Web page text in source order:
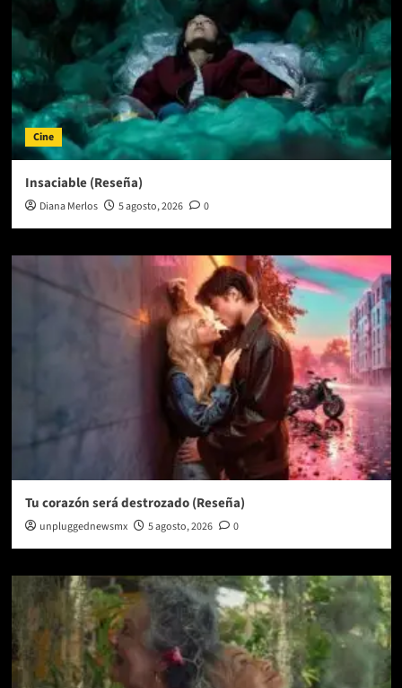
Cine
Insaciable (Reseña)
Diana Merlos 5 agosto, 2026 0
Tu corazón será destrozado (Reseña)
unpluggednewsmx 5 agosto, 2026 0